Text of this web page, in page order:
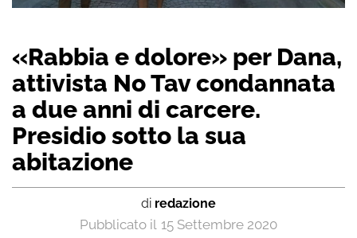
«Rabbia e dolore» per Dana,
attivista No Tav condannata
a due anni di carcere.
Presidio sotto la sua
abitazione
di redazione
15 Settembre 2020